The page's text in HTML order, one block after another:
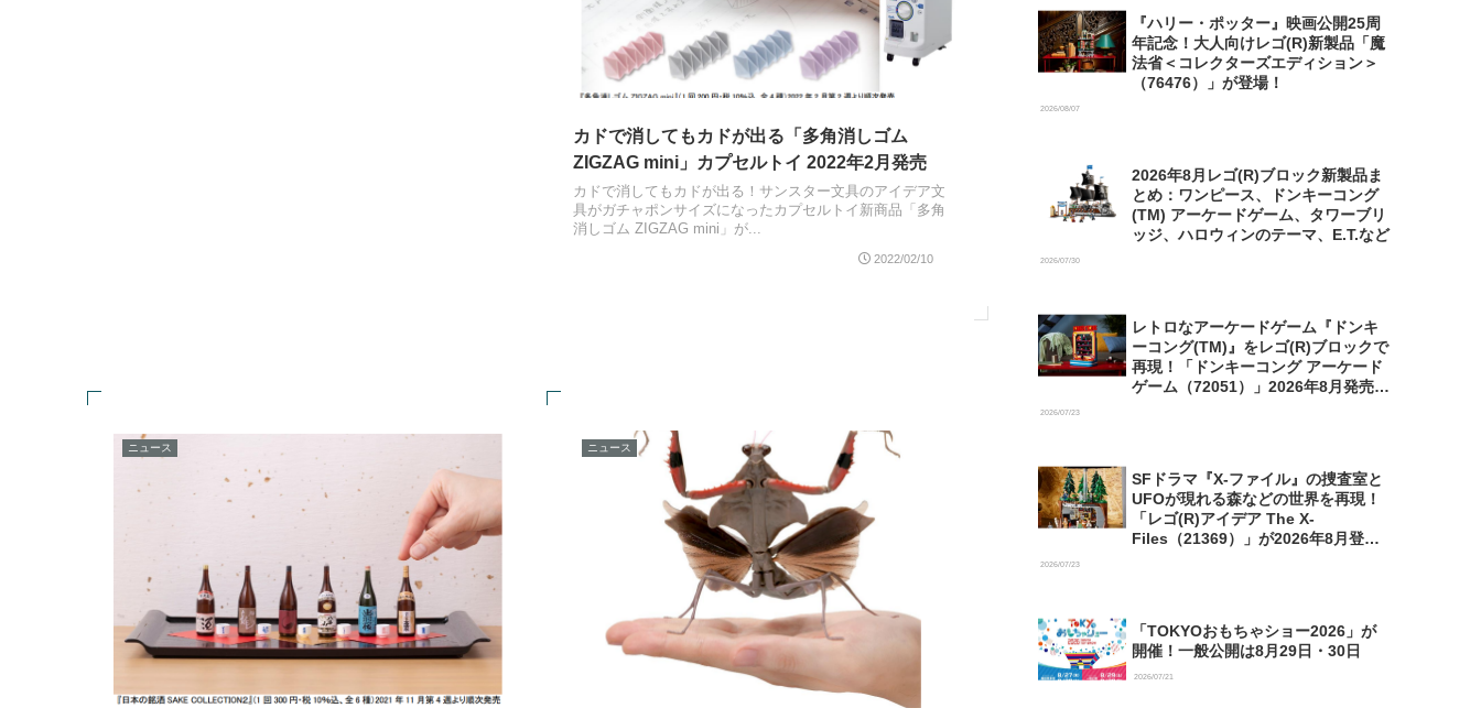
カドで消してもカドが出る「多角消しゴム
ZIGZAG mini」カプセルトイ 2022年2月発売
カドで消してもカドが出る！サンスター文具のアイデア文
具がガチャポンサイズになったカプセルトイ新商品「多角
消しゴム ZIGZAG mini」が...
2022/02/10
ニュース ニュース
『ハリー・ポッター』映画公開25周
年記念！大人向けレゴ(R)新製品「魔
法省＜コレクターズエディション＞
（76476）」が登場！
2026/08/07
2026年8月レゴ(R)ブロック新製品ま
とめ：ワンピース、ドンキーコング
(TM) アーケードゲーム、タワーブリ
ッジ、ハロウィンのテーマ、E.T.など
2026/07/30
レトロなアーケードゲーム『ドンキ
ーコング(TM)』をレゴ(R)ブロックで
再現！「ドンキーコング アーケード
ゲーム（72051）」2026年8月発売
2026/07/23
SFドラマ『X-ファイル』の捜査室と
UFOが現れる森などの世界を再現！
「レゴ(R)アイデア The X-
Files（21369）」が2026年8月登場
2026/07/23
「TOKYOおもちゃショー2026」が
開催！一般公開は8月29日・30日
2026/07/21